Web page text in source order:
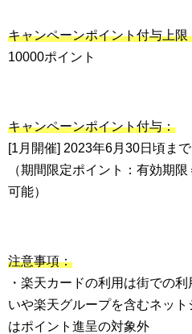
キャンペーンポイント付与上限
10000ポイント
キャンペーンポイント付与：
[1月開催] 2023年6月30日頃ま
（期間限定ポイント：有効期
可能）
注意事項：
・楽天カードの利用は街での
いや楽天グループを含むネッ
はポイント進呈の対象外